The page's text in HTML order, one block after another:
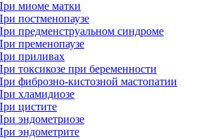
миоме матки
постменопаузе
предменструальном синдроме
пременопаузе
приливах
токсикозе при беременности
фиброзно-кистозной мастопатии
хламидиозе
цистите
эндометриозе
эндометрите